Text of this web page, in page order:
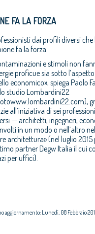
FA LA FORZA
dai profili diversi
fa la forza.
e stimoli non
proficue sia sotto
economico», spiega Paolo
studio Lombardini22
all’iniziativa di sei
— architetti, ingegneri,
in un modo o nell’altro
architettura» (nel luglio 2015
partner Degw Italia il cui
per uffici).
aggiornamento: Lunedì, 08 Febbraio